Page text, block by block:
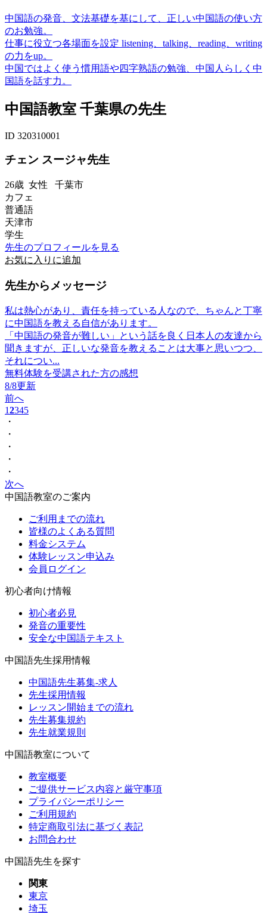
中国語の発音、文法基礎を基にして、正しい中国語の使い方
のお勉強。
仕事に役立つ各場面を設定 listening、talking、reading、writing
の力をup。
中国ではよく使う慣用語や四字熟語の勉強、中国人らしく中
国語を話す力。
中国語教室 千葉県の先生
ID 320310001
チェン スージャ先生
26歳 女性 千葉市
カフェ
普通語
天津市
学生
先生のプロフィールを見る
お気に入りに追加
先生からメッセージ
私は熱心があり、責任を持っている人なので、ちゃんと丁寧
に中国語を教える自信があります。
「中国語の発音が難しい」という話を良く日本人の友達から
聞きますが、正しいな発音を教えることは大事と思いつつ、
それについ...
無料体験を受講された方の感想
8/8更新
前へ
12345
・
・
・
・
・
次へ
中国語教室のご案内
ご利用までの流れ
皆様のよくある質問
料金システム
体験レッスン申込み
会員ログイン
初心者向け情報
初心者必見
発音の重要性
安全な中国語テキスト
中国語先生採用情報
中国語先生募集-求人
先生採用情報
レッスン開始までの流れ
先生募集規約
先生就業規則
中国語教室について
教室概要
ご提供サービス内容と厳守事項
プライバシーポリシー
ご利用規約
特定商取引法に基づく表記
お問合わせ
中国語先生を探す
関東
東京
埼玉